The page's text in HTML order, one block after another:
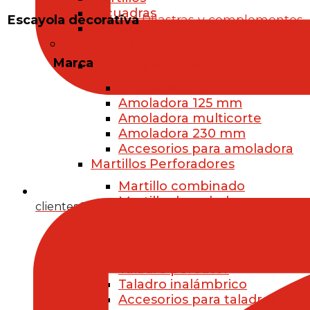
clientes@prefaes.com
Escuadras
Grapadoras
Amoladoras y radiales
Amoladora 125 mm
Amoladora multicorte
Amoladora 230 mm
Accesorios para amoladora
Martillos Perforadores
Martillo combinado
Martillo demoledor
Taladro percutor
Taladro inalámbrico
Accesorios para taladros
Escayola decorativaPilastras y complementos
Marca